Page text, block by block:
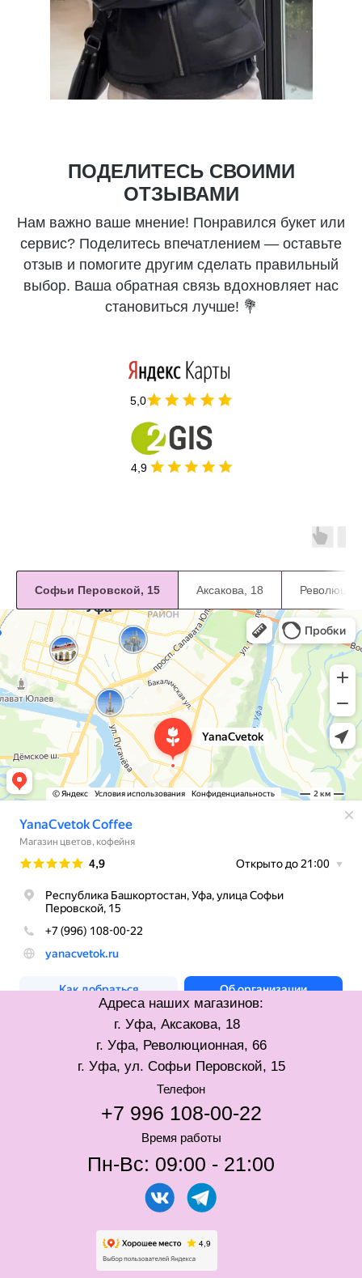
ПОДЕЛИТЕСЬ СВОИМИ
ОТЗЫВАМИ
Нам важно ваше мнение! Понравился букет или
сервис? Поделитесь впечатлением — оставьте
отзыв и помогите другим сделать правильный
выбор. Ваша обратная связь вдохновляет нас
становиться лучше! 💐
5,0
4,9
Софьи Перовской, 15 Аксакова, 18